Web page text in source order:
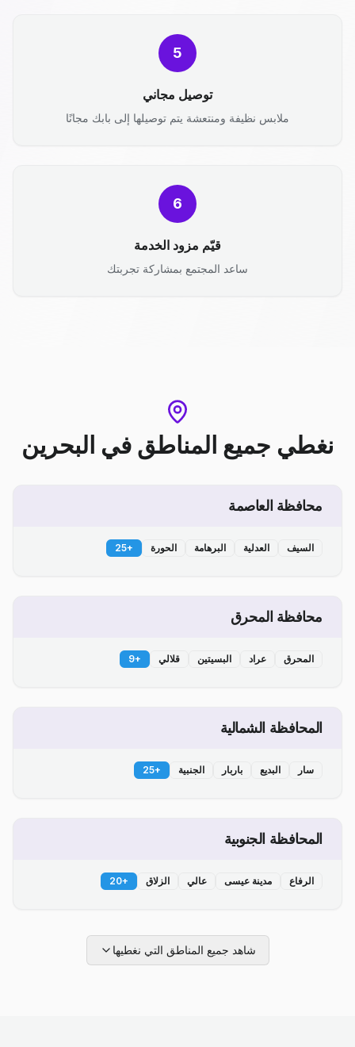
5
توصيل مجاني
ملابس نظيفة ومنتعشة يتم توصيلها إلى بابك مجانًا
6
قيّم مزود الخدمة
ساعد المجتمع بمشاركة تجربتك
نغطي جميع المناطق في البحرين
محافظة العاصمة
السيف العدلية البرهامة الحورة +
25
محافظة المحرق
المحرق عراد البسيتين قلالي +
9
المحافظة الشمالية
سار البديع باربار الجنبية +
25
المحافظة الجنوبية
الرفاع مدينة عيسى عالي الزلاق +
20
شاهد جميع المناطق التي نغطيها